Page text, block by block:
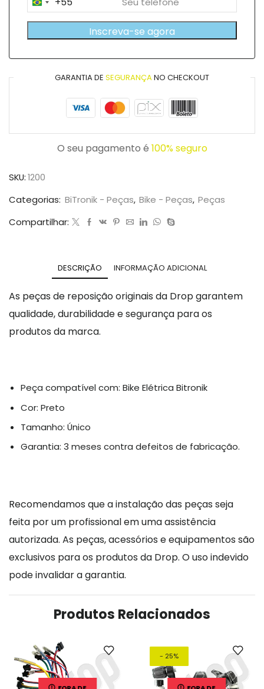
Brazil
+55
Inscreva-se agora
GARANTIA DE SEGURANÇANO CHECKOUT
O seu pagamento é 100% seguro
SKU:1200
Categorias: BiTronik - Peças, Bike - Peças, Peças
Compartilhar:
DESCRIÇÃO INFORMAÇÃO ADICIONAL
As peças de reposição originais da Drop garantem
qualidade, durabilidade e segurança para os
produtos da marca.
Peça compatível com: Bike Elétrica Bitronik
Cor: Preto
Tamanho: Único
Garantia: 3 meses contra defeitos de fabricação.
Recomendamos que a instalação das peças seja
feita por um profissional em uma assistência
autorizada. As peças, acessórios e equipamentos são
exclusivos para os produtos da Drop. O uso indevido
pode invalidar a garantia.
Produtos Relacionados
- 25%